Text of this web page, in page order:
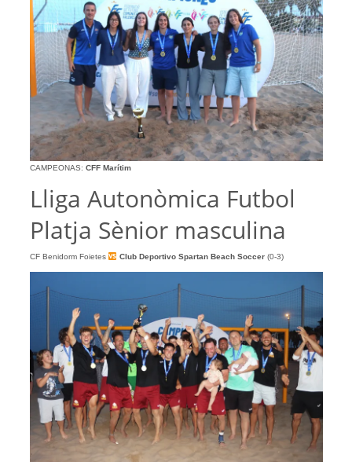
CAMPEONAS: CFF Marítim
Lliga Autonòmica Futbol
Platja Sènior masculina
CF Benidorm Foietes Club Deportivo Spartan Beach Soccer (0-3)